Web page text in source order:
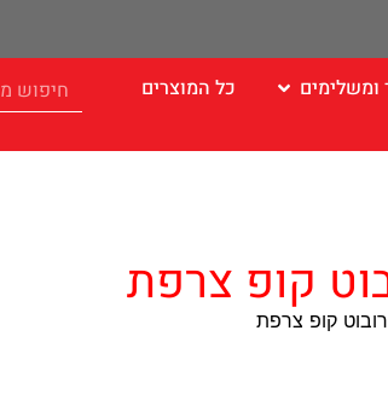
ומשלימים כל המוצרים